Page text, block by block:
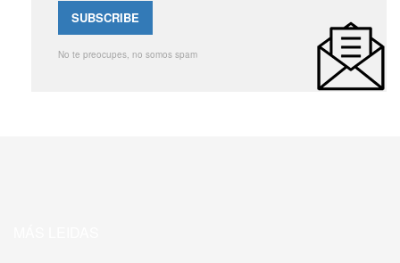
No te preocupes, no somos spam